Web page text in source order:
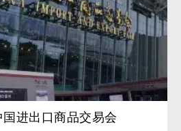
进出口商品交易会